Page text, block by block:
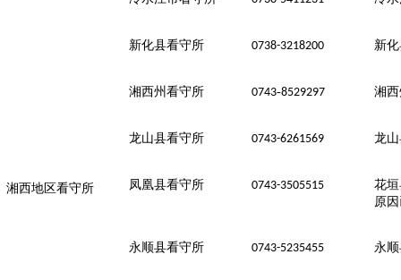
新化县看守所 0738-3218200 新
湘西地区看守所
湘西州看守所 0743-8529297 湘
龙山县看守所 0743-6261569 龙
凤凰县看守所 0743-3505515
花
原
永顺县看守所 0743-5235455 永